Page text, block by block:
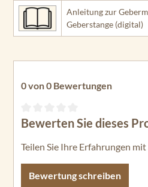
Anleitung zur
Geberstange (digital)
0 von 0 Bewertungen
Durchschnittliche Bewertung
Bewerten Sie dieses
Teilen Sie Ihre Erfahrungen
Bewertung schreiben